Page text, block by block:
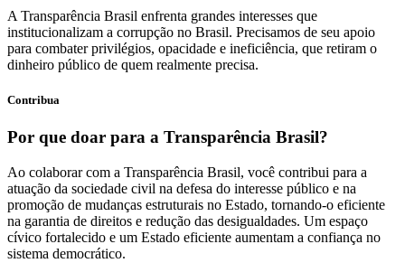
A Transparência Brasil enfrenta grandes interesses que
institucionalizam a corrupção no Brasil. Precisamos de seu apoio
para combater privilégios, opacidade e ineficiência, que retiram o
dinheiro público de quem realmente precisa.
Contribua
Por que doar para a Transparência Brasil?
Ao colaborar com a Transparência Brasil, você contribui para a
atuação da sociedade civil na defesa do interesse público e na
promoção de mudanças estruturais no Estado, tornando-o eficiente
na garantia de direitos e redução das desigualdades. Um espaço
cívico fortalecido e um Estado eficiente aumentam a confiança no
sistema democrático.